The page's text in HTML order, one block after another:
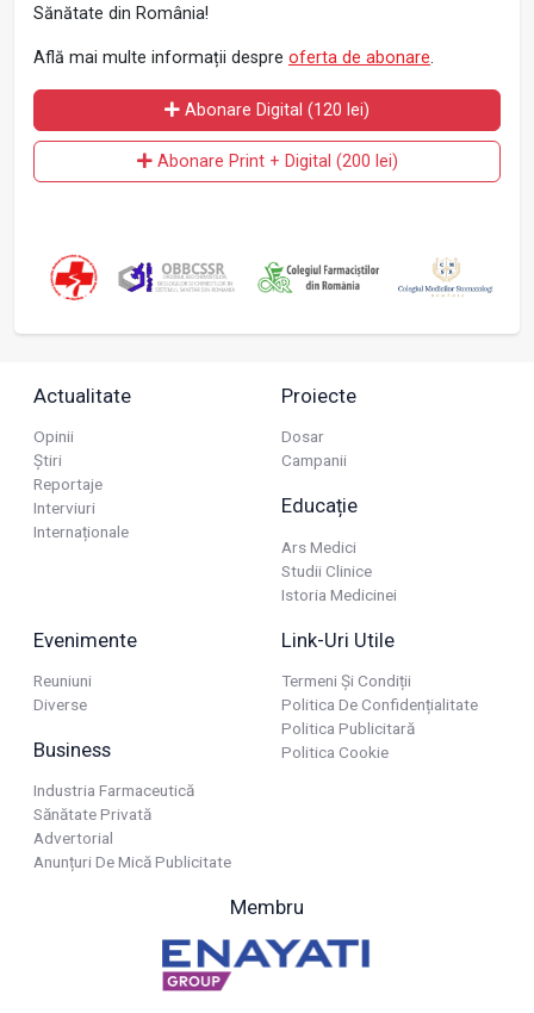
Sănătate din România!
Află mai multe informații despre oferta de abonare.
Abonare Digital (120 lei)
Abonare Print + Digital (200 lei)
Actualitate
Opinii
Știri
Reportaje
Interviuri
Internaționale
Proiecte
Dosar
Campanii
Educație
Ars Medici
Studii Clinice
Istoria Medicinei
Evenimente
Reuniuni
Diverse
Business
Industria Farmaceutică
Sănătate Privată
Advertorial
Anunțuri De Mică Publicitate
Link-Uri Utile
Termeni Și Condiții
Politica De Confidențialitate
Politica Publicitară
Politica Cookie
Membru